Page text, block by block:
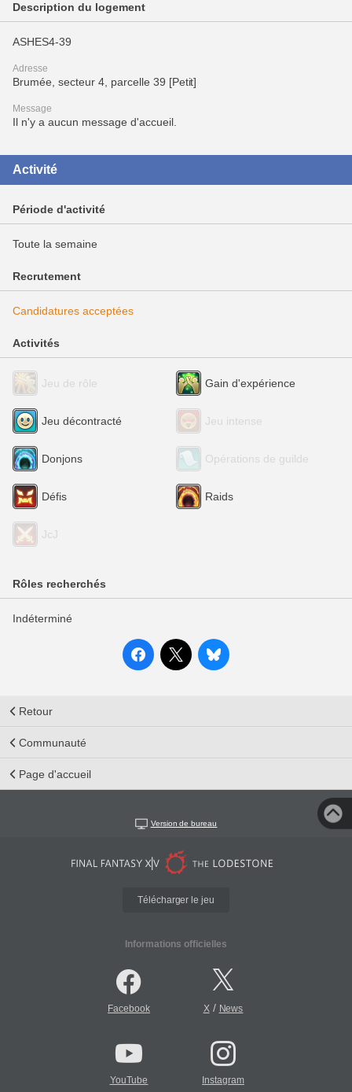
Description du logement
ASHES4-39
Adresse
Brumée, secteur 4, parcelle 39 [Petit]
Message
Il n'y a aucun message d'accueil.
Activité
Période d'activité
Toute la semaine
Recrutement
Candidatures acceptées
Activités
Jeu de rôle Gain d'expérience
Jeu décontracté Jeu intense
Donjons Opérations de guilde
Défis Raids
JcJ
Rôles recherchés
Indéterminé
Retour
Communauté
Page d'accueil
Version de bureau
Télécharger le jeu
Informations officielles
Facebook X/ News
YouTube Instagram